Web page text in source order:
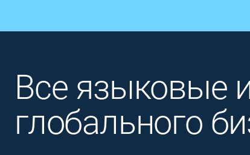
Все языковые
глобального